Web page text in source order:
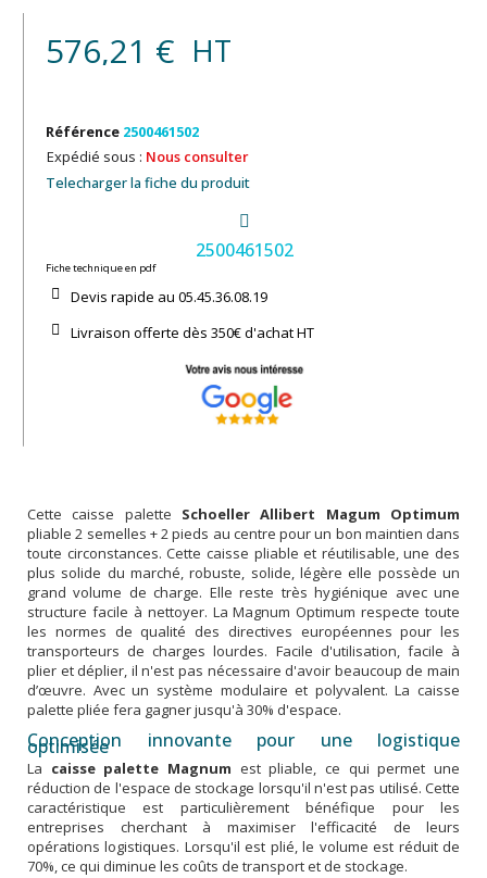
576,21 € HT
Référence 2500461502
Expédié sous : Nous consulter
Telecharger la fiche du produit
2500461502
Fiche technique en pdf
Devis rapide au 05.45.36.08.19​
Livraison offerte dès 350€ d'achat​ HT
Cette caisse palette Schoeller Allibert Magum Optimum
pliable 2 semelles + 2 pieds au centre pour un bon maintien dans
toute circonstances. Cette caisse pliable et réutilisable, une des
plus solide du marché, robuste, solide, légère elle possède un
grand volume de charge. Elle reste très hygiénique avec une
structure facile à nettoyer. La Magnum Optimum respecte toute
les normes de qualité des directives européennes pour les
transporteurs de charges lourdes. Facile d'utilisation, facile à
plier et déplier, il n'est pas nécessaire d'avoir beaucoup de main
d’œuvre. Avec un système modulaire et polyvalent. La caisse
palette pliée fera gagner jusqu'à 30% d'espace.
Conception innovante pour une logistique
optimisée
La caisse palette Magnum est pliable, ce qui permet une
réduction de l'espace de stockage lorsqu'il n'est pas utilisé. Cette
caractéristique est particulièrement bénéfique pour les
entreprises cherchant à maximiser l'efficacité de leurs
opérations logistiques. Lorsqu'il est plié, le volume est réduit de
70%, ce qui diminue les coûts de transport et de stockage.